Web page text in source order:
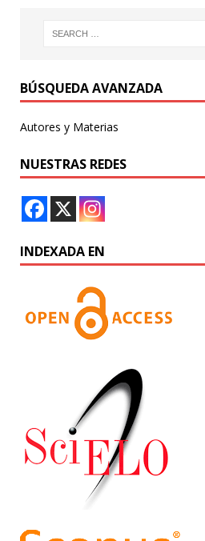
BÚSQUEDA AVANZADA
Autores y Materias
NUESTRAS REDES
INDEXADA EN